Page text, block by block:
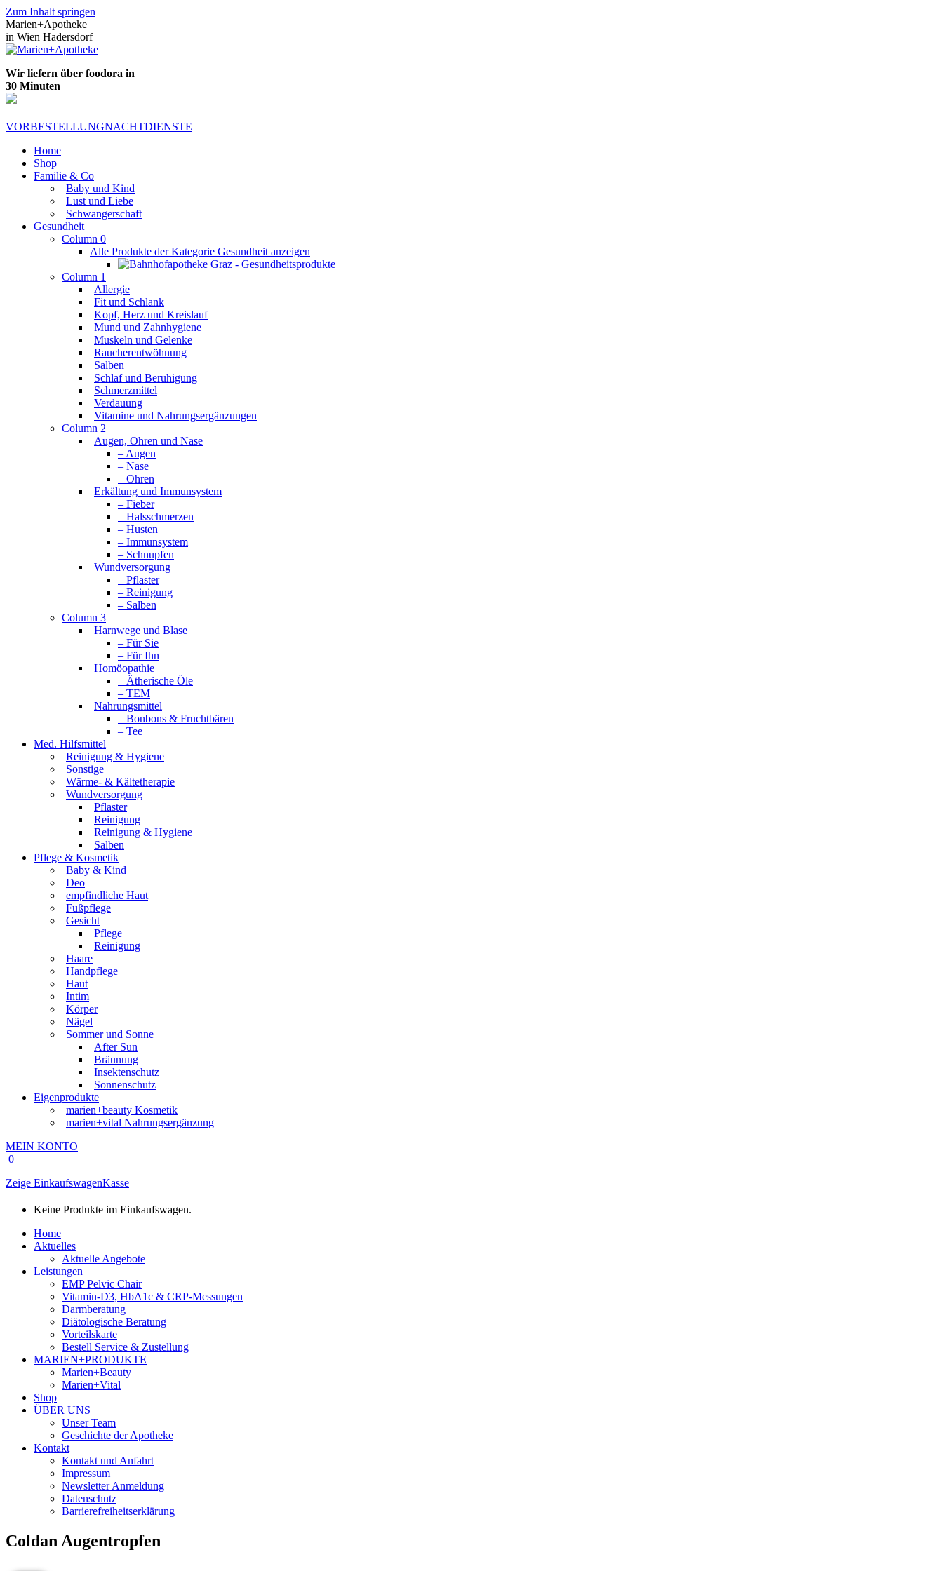
Zum Inhalt springen
Marien+Apotheke
in Wien Hadersdorf
Wir liefern über foodora in
30 Minuten
VORBESTELLUNGNACHTDIENSTE
Home
Shop
Familie & Co
Baby und Kind
Lust und Liebe
Schwangerschaft
Gesundheit
Column 0
Alle Produkte der Kategorie Gesundheit anzeigen
Column 1
Allergie
Fit und Schlank
Kopf, Herz und Kreislauf
Mund und Zahnhygiene
Muskeln und Gelenke
Raucherentwöhnung
Salben
Schlaf und Beruhigung
Schmerzmittel
Verdauung
Vitamine und Nahrungsergänzungen
Column 2
Augen, Ohren und Nase
– Augen
– Nase
– Ohren
Erkältung und Immunsystem
– Fieber
– Halsschmerzen
– Husten
– Immunsystem
– Schnupfen
Wundversorgung
– Pflaster
– Reinigung
– Salben
Column 3
Harnwege und Blase
– Für Sie
– Für Ihn
Homöopathie
– Ätherische Öle
– TEM
Nahrungsmittel
– Bonbons & Fruchtbären
– Tee
Med. Hilfsmittel
Reinigung & Hygiene
Sonstige
Wärme- & Kältetherapie
Wundversorgung
Pflaster
Reinigung
Reinigung & Hygiene
Salben
Pflege & Kosmetik
Baby & Kind
Deo
empfindliche Haut
Fußpflege
Gesicht
Pflege
Reinigung
Haare
Handpflege
Haut
Intim
Körper
Nägel
Sommer und Sonne
After Sun
Bräunung
Insektenschutz
Sonnenschutz
Eigenprodukte
marien+beauty Kosmetik
marien+vital Nahrungsergänzung
MEIN KONTO
0
Zeige EinkaufswagenKasse
Keine Produkte im Einkaufswagen.
Home
Aktuelles
Aktuelle Angebote
Leistungen
EMP Pelvic Chair
Vitamin-D3, HbA1c & CRP-Messungen
Darmberatung
Diätologische Beratung
Vorteilskarte
Bestell Service & Zustellung
MARIEN+PRODUKTE
Marien+Beauty
Marien+Vital
Shop
ÜBER UNS
Unser Team
Geschichte der Apotheke
Kontakt
Kontakt und Anfahrt
Impressum
Newsletter Anmeldung
Datenschutz
Barrierefreiheitserklärung
Coldan Augentropfen